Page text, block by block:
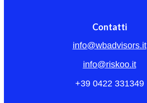
Contatti
info@wbadvisors.it
info@riskoo.it
+39 0422 331349